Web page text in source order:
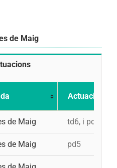
de Maig
Actuació
de Maig td6, i pd5
de Maig pd5